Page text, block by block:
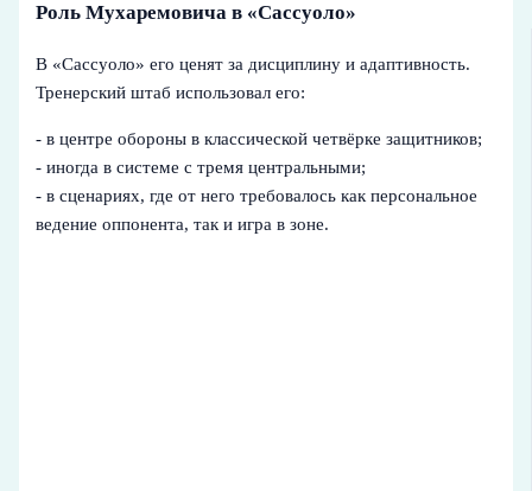
Роль Мухаремовича в «Сассуоло»
В «Сассуоло» его ценят за дисциплину и адаптивность.
Тренерский штаб использовал его:
- в центре обороны в классической четвёрке защитников;
- иногда в системе с тремя центральными;
- в сценариях, где от него требовалось как персональное
ведение оппонента, так и игра в зоне.